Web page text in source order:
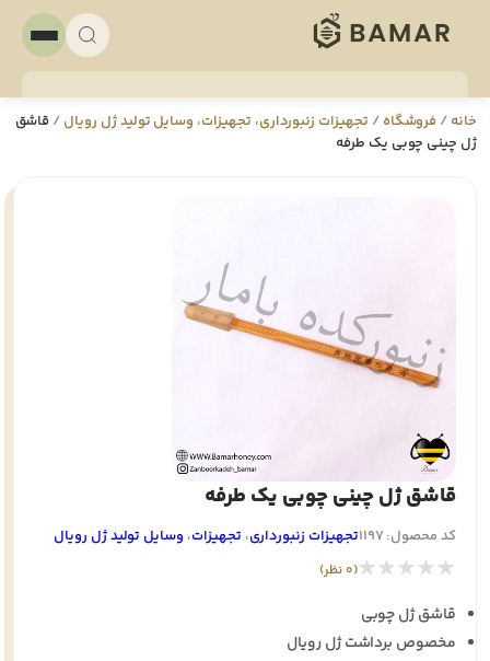
خانه/ فروشگاه/ تجهيزات زنبورداری، تجهيزات، وسایل تولید ژل رویال/ قاشق
ژل چینی چوبی یک طرفه
قاشق ژل چینی چوبی یک طرفه
کد محصول: 1197 تجهيزات زنبورداری، تجهيزات، وسایل تولید ژل رویال
★★★★★(0 نظر)
قاشق ژل چوبی
مخصوص برداشت ژل رویال